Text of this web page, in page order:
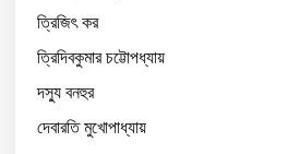
ত্রিজিৎ কর
ত্রিদিবকুমার চট্টোপধ্যায়
দস্যু বনহুর
দেবারতি মুখোপাধ্যায়